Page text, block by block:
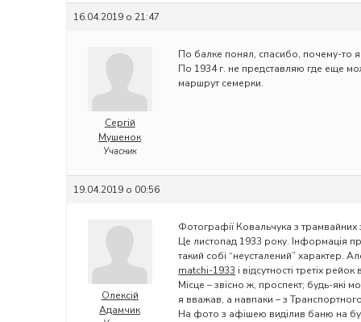
16.04.2019 о 21:47
Сергій
Мушенок
Учасник
По балке понял, спасибо, почему-то
По 1934 г. не представляю где еще
маршрут семерки.
19.04.2019 о 00:56
Олексій
Адамчик
Фотографії Ковальчука з трамвайних
Це листопад 1933 року. Інформація
такий собі “неусталений” характер.
matchi-1933 і відсутності третіх
Місце – звісно ж, проспект; будь-які
я вважав, а навпаки – з
На фото з афішею виділив баню на